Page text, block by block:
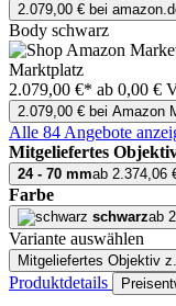
2.079,00 € bei
Body schwarz
Marktplatz
2.079,00 €* ab 0,00 €
2.079,00 € bei Amazon
Alle 84 Angebote
Mitgeliefertes
24 - 70 mmab 2.374,06
Farbe
schwarzab
Variante auswählen
Mitgeliefertes Objektiv
Produktdetails